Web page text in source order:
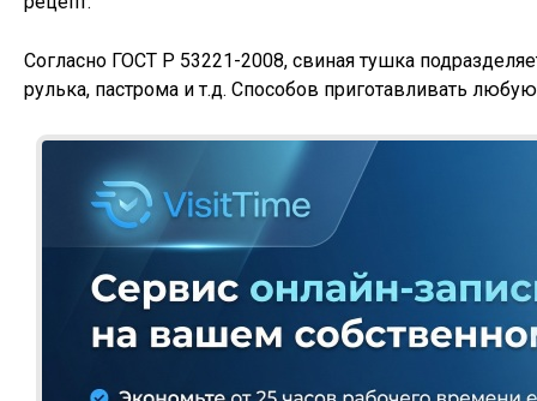
Согласно ГОСТ Р 53221-2008, свиная тушка
рулька, пастрома и т.д. Способов приготавливать